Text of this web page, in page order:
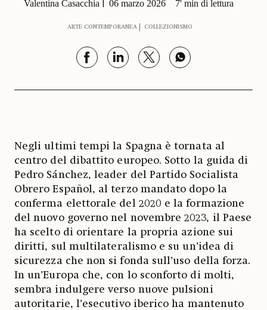
Valentina Casacchia 06 marzo 2026 7' min di lettura
ARTE CONTEMPORANEA COLLEZIONISMO
Negli ultimi tempi la Spagna è tornata al
centro del dibattito europeo. Sotto la guida di
Pedro Sánchez, leader del Partido Socialista
Obrero Español, al terzo mandato dopo la
conferma elettorale del 2020 e la formazione
del nuovo governo nel novembre 2023, il Paese
ha scelto di orientare la propria azione sui
diritti, sul multilateralismo e su un’idea di
sicurezza che non si fonda sull’uso della forza.
In un’Europa che, con lo sconforto di molti,
sembra indulgere verso nuove pulsioni
autoritarie, l’esecutivo iberico ha mantenuto